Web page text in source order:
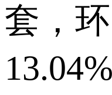
套，